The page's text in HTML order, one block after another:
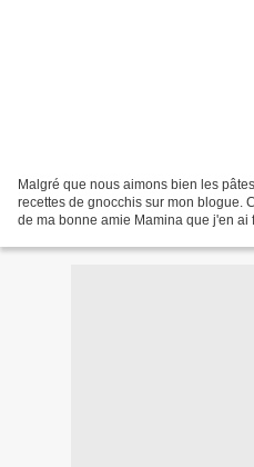
Malgré que nous aimons bien les
recettes de gnocchis sur mon blogue.
de ma bonne amie Mamina que j'en